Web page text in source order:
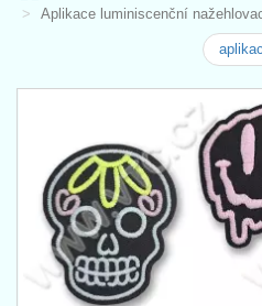
Aplikace luminiscenční